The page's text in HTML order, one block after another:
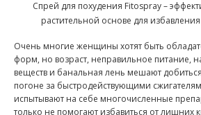
Спрей для похудения Fitospray –
растительной основе для
Очень многие женщины хотят быть
форм, но возраст, неправильное питание,
веществ и банальная лень мешают
погоне за быстродействующими
испытывают на себе многочисленные
только не помогают избавиться от лишних